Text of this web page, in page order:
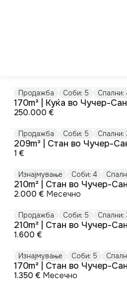
Продажба Соби: 5 Спални:
170m² | Куќа во Чучер-
250.000 €
Продажба Соби: 5 Спални:
209m² | Стан во Чучер-
1 €
Изнајмување Соби: 4
210m² | Стан во Чучер-
2.000 € Месечно
Продажба Соби: 5 Спални:
210m² | Стан во Чучер-
1.600 €
Изнајмување Соби: 5
170m² | Стан во Чучер-
1.350 € Месечно